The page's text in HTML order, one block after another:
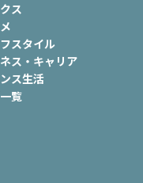
ス
スタイル
ス・キャリア
ス生活
覧